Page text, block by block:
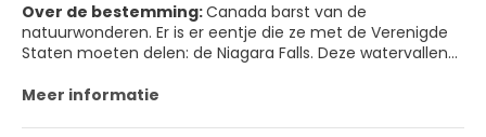
Over de bestemming:Canada barst van de
natuurwonderen. Er is er eentje die ze met de Verenigde
Staten moeten delen: de Niagara Falls. Deze watervallen
grens vormt tussen Canada en de VS. Aan de Canadese
Meer informatie